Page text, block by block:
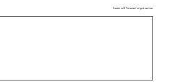
יש לכם הערה לתכשיט? (לא חובה)